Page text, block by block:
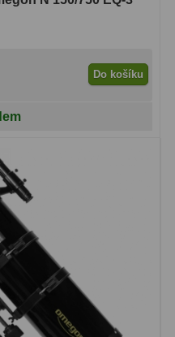
Do košíku